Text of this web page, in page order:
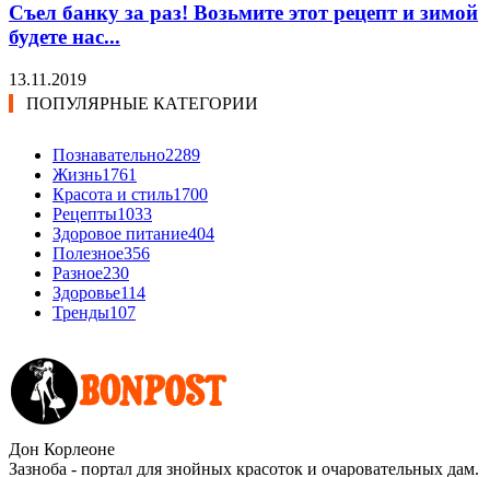
Съел банку за раз! Возьмите этот рецепт и зимой
будете нас...
13.11.2019
ПОПУЛЯРНЫЕ КАТЕГОРИИ
Познавательно2289
Жизнь1761
Красота и стиль1700
Рецепты1033
Здоровое питание404
Полезное356
Разное230
Здоровье114
Тренды107
Дон Корлеоне
Зазноба - портал для знойных красоток и очаровательных дам.